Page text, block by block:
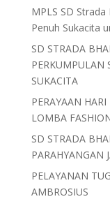
MPLS SD
Penuh Sukacita
SD STRADA
PERKUMPULAN
SUKACITA
PERAYAAN
LOMBA
SD STRADA
PARAHYANGAN
PELAYANAN
AMBROSIUS